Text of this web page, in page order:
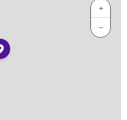
+
−